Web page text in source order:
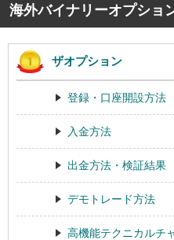
海外バイナリーオプショ
ザオプション
登録・口座開設方法
入金方法
出金方法・検証結果
デモトレード方法
高機能テクニカルチ